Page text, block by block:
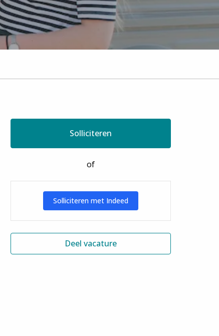
Solliciteren
of
Solliciteren met Indeed
Deel vacature